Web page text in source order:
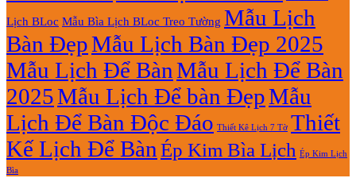
Lịch BLoc Mẫu Bìa Lịch BLoc Treo Tường Mẫu Lịch
Bàn ĐẹpMẫu Lịch Bàn Đẹp 2025
Mẫu Lịch Để BànMẫu Lịch Để Bàn
2025Mẫu Lịch Để bàn ĐẹpMẫu
Lịch Để Bàn Độc Đáo Thiết Kê Lịch 7 Tờ Thiết
Kế Lịch Để Bàn Ép Kim Bìa Lịch Ép Kim Lịch
Bìa